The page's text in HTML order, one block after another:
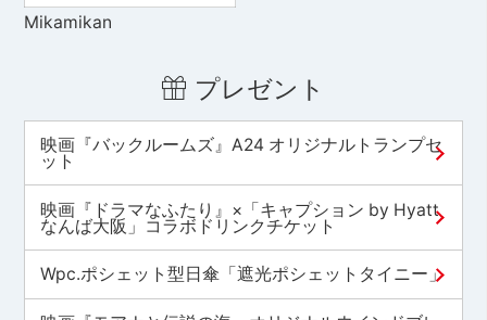
Mikamikan
プレゼント
映画『バックルームズ』A24 オリジナルトランプセ
ット
映画『ドラマなふたり』×「キャプション by Hyatt
なんば大阪」コラボドリンクチケット
Wpc.ポシェット型日傘「遮光ポシェットタイニー」